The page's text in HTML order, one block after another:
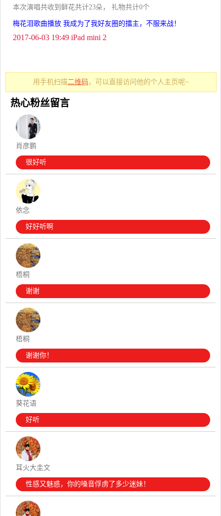
本次演唱共收到鲜花共计23朵， 礼物共计0个
梅花泪歌曲播放 我成为了我好友圈的擂主，不服来战！
2017-06-03 19:49 iPad mini 2
用手机扫描二维码 ，可以直接访问他的个人主页呢~
热心粉丝留言
肖彦鹏
很好听
依念
好好听啊
梧桐
谢谢
梧桐
谢谢你！
葵花语
好听
耳火大圭文
性感又魅惑，你的嗓音俘虏了多少迷妹！